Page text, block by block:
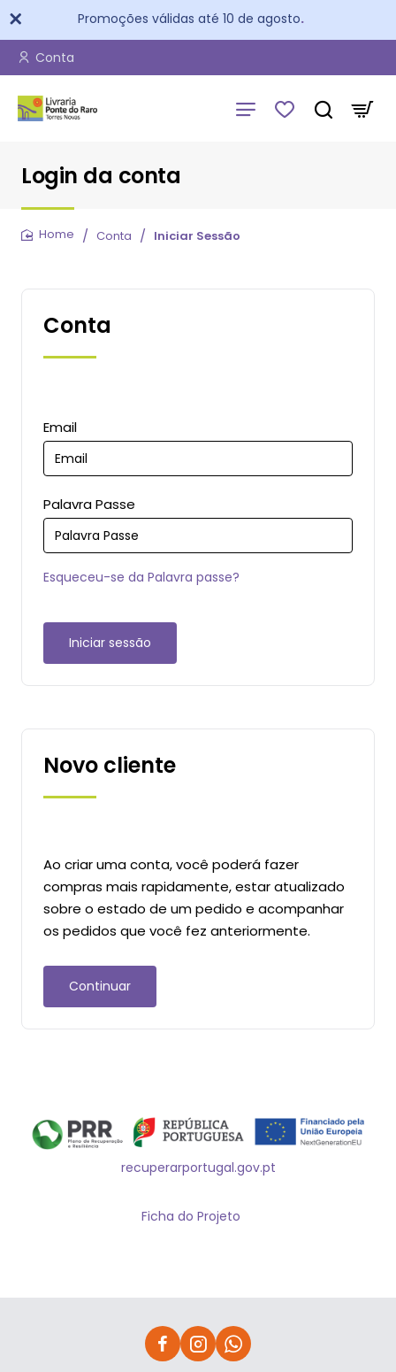
Promoções válidas até 10 de agosto.
Conta
Login da conta
Conta Iniciar Sessão
Novo cliente
Ao criar uma conta, você poderá fazer
compras mais rapidamente, estar atualizado
sobre o estado de um pedido e acompanhar
os pedidos que você fez anteriormente.
Continuar
Conta
Email
Palavra Passe
Esqueceu-se da Palavra passe?
Iniciar sessão
recuperarportugal.gov.pt
Ficha do Projeto